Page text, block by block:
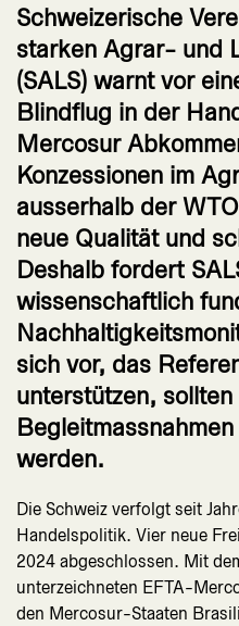
Schweizerische
starken Agrar- und
(SALS) warnt vor
Blindflug in der
Mercosur
Konzessionen im
ausserhalb der
neue Qualität und
Deshalb fordert
wissenschaftlich
sich vor, das
unterstützen,
werden.
Die Schweiz verfolgt seit
Handelspolitik. Vier neue
2024 abgeschlossen. Mit
unterzeichneten EFTA-
den Mercosur-Staaten